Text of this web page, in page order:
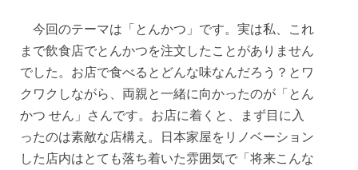
今回のテーマは「とんかつ」です。実は私、これ
まで飲食店でとんかつを注文したことがありません
でした。お店で食べるとどんな味なんだろう？とワ
クワクしながら、両親と一緒に向かったのが「とん
かつ せん」さんです。お店に着くと、まず目に入
ったのは素敵な店構え。日本家屋をリノベーション
した店内はとても落ち着いた雰囲気で「将来こんな